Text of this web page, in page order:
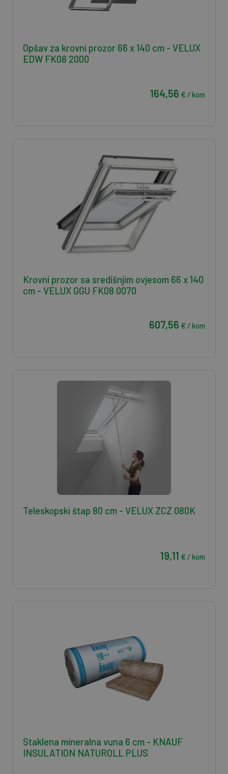
Opšav za krovni prozor 66 x 140 cm - VELUX
EDW FK08 2000
164,56 € / kom
Krovni prozor sa središnjim ovjesom 66 x 140
cm - VELUX GGU FK08 0070
607,56 € / kom
Teleskopski štap 80 cm - VELUX ZCZ 080K
19,11 € / kom
Staklena mineralna vuna 6 cm - KNAUF
INSULATION NATUROLL PLUS